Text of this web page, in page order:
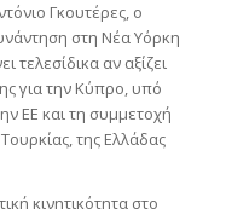
Γκουτέρες, ο
στη Νέα Υόρκη
τελεσίδικα αν αξίζει
για την Κύπρο, υπό
ΕΕ και τη συμμετοχή
της Ελλάδας
κινητικότητα στο